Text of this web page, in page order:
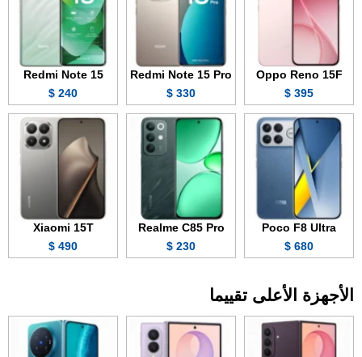
Oppo Reno 15F
395 $
Redmi Note 15 Pro
330 $
Redmi Note 15
240 $
Poco F8 Ultra
680 $
Realme C85 Pro
230 $
Xiaomi 15T
490 $
الأجهزة الأعلى تقييما